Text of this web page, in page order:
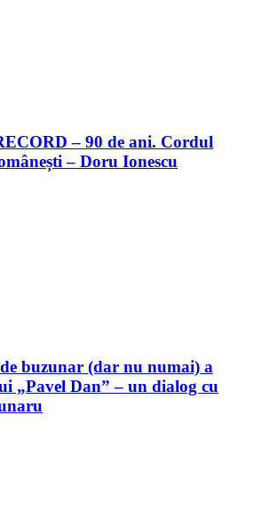
– 90 de ani. Cordul
– Doru Ionescu
buzunar (dar nu numai) a
„Pavel Dan” – un dialog cu